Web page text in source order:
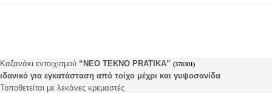
Καζανάκι εντοιχισμού “ΝΕΟ TEKNO PRATIKA” (378301)
ιδανικό για εγκατάσταση από τοίχο μέχρι και γυψοσανίδα
Τοποθετείται με λεκάνες κρεμαστές